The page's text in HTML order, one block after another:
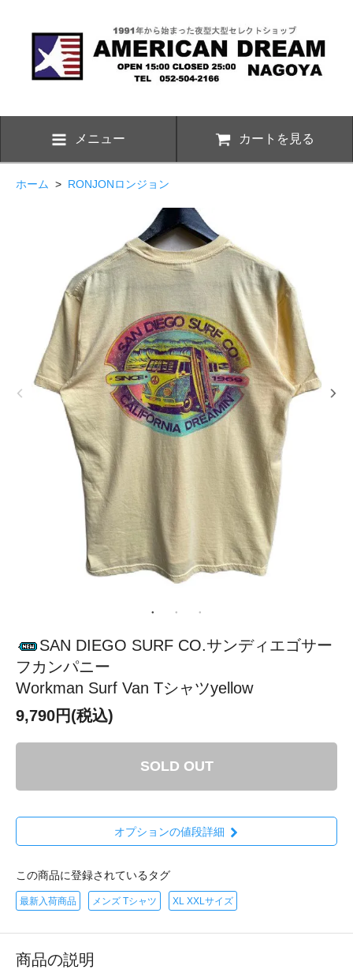
メニュー カートを見る
ホーム > RONJONロンジョン
SAN DIEGO SURF CO.サンディエゴサー
フカンパニー
Workman Surf Van Tシャツyellow
9,790円(税込)
SOLD OUT
オプションの値段詳細
この商品に登録されているタグ
最新入荷商品 メンズ Tシャツ XL XXLサイズ
商品の説明